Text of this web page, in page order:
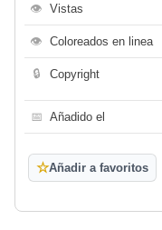
👁 Vistas
👁 Coloreados en linea
🔒 Copyright
📅 Añadido el
☆Añadir a favoritos